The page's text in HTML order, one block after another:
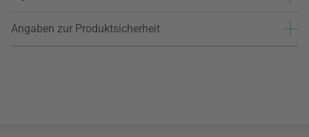
Angaben zur Produktsicherheit